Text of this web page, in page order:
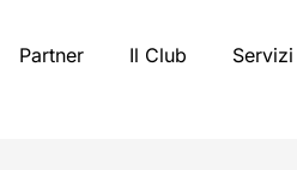
Partner Il Club Servizi